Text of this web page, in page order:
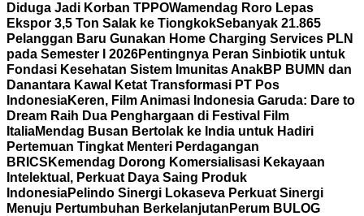
Diduga Jadi Korban TPPOWamendag Roro Lepas
Ekspor 3,5 Ton Salak ke TiongkokSebanyak 21.865
Pelanggan Baru Gunakan Home Charging Services PLN
pada Semester I 2026Pentingnya Peran Sinbiotik untuk
Fondasi Kesehatan Sistem Imunitas AnakBP BUMN dan
Danantara Kawal Ketat Transformasi PT Pos
IndonesiaKeren, Film Animasi Indonesia Garuda: Dare to
Dream Raih Dua Penghargaan di Festival Film
ItaliaMendag Busan Bertolak ke India untuk Hadiri
Pertemuan Tingkat Menteri Perdagangan
BRICS Kemendag Dorong Komersialisasi Kekayaan
Intelektual, Perkuat Daya Saing Produk
IndonesiaPelindo Sinergi Lokaseva Perkuat Sinergi
Menuju Pertumbuhan Berkelanjutan Perum BULOG